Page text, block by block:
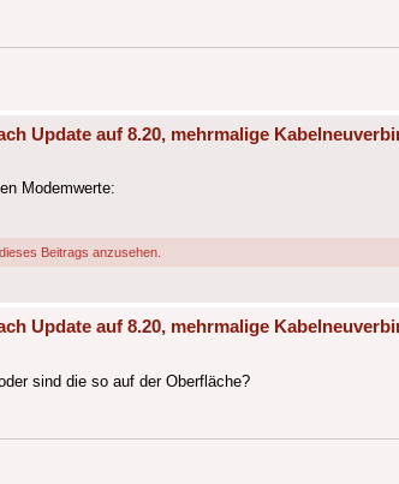
Update auf 8.20, mehrmalige
Modemwerte:
Beitrags anzusehen.
Update auf 8.20, mehrmalige
sind die so auf der Oberfläche?